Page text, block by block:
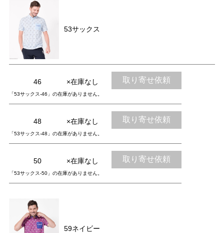
53サックス
46 ×在庫なし 取り寄せ依頼
「53サックス-46」の在庫がありません。
48 ×在庫なし 取り寄せ依頼
「53サックス-48」の在庫がありません。
50 ×在庫なし 取り寄せ依頼
「53サックス-50」の在庫がありません。
59ネイビー